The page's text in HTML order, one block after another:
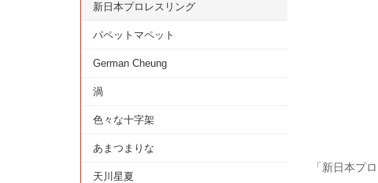
「新日本プ
新日本プロレスリング
パペットマペット
German Cheung
渦
色々な十字架
あまつまりな
天川星夏